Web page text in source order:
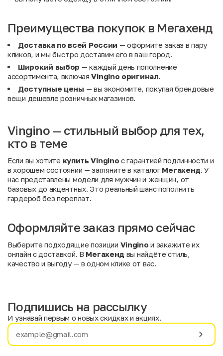
Преимущества покупок в Мегахенд
Доставка по всей России — оформите заказ в пару
кликов, и мы быстро доставим его в ваш город.
Широкий выбор — каждый день пополнение
ассортимента, включаяVingino оригинал.
Доступные цены — вы экономите, покупая брендовые
вещи дешевле розничных магазинов.
Vingino — стильный выбор для тех,
кто в теме
Если вы хотите купить Vingino с гарантией подлинности и
в хорошем состоянии — загляните в каталогМегахенд. У
нас представлены модели для мужчин и женщин, от
базовых до акцентных. Это реальный шанс пополнить
гардероб без переплат.
Оформляйте заказ прямо сейчас
Выберите подходящие позиции Vingino и закажите их
онлайн с доставкой. В Мегахенд вы найдёте стиль,
качество и выгоду — в одном клике от вас.
Имя
Подпишись на рассылку
И узнавай первым о новых скидках и акциях.